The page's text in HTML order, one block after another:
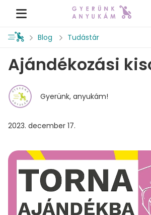
Blog Tudástár
Ajándékozási
Gyerünk, anyukám!
2023. december 17.